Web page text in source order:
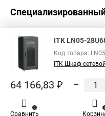
ITK LN05-
Код товара:
ITK Шкаф
64 166,83 ₽ –
Сравнить
0 0